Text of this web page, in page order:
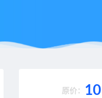
原价： 10